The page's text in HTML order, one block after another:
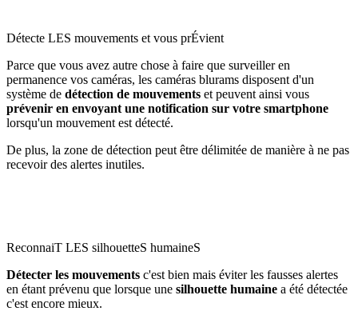
Détecte LES mouvements et vous prÉvient
Parce que vous avez autre chose à faire que surveiller en
permanence vos caméras, les caméras blurams disposent d'un
système de détection de mouvements et peuvent ainsi vous
prévenir en envoyant une notification sur votre smartphone
lorsqu'un mouvement est détecté.
De plus, la zone de détection peut être délimitée de manière à ne pas
recevoir des alertes inutiles.
ReconnaiT LES silhouetteS humaineS
Détecter les mouvements c'est bien mais éviter les fausses alertes
en étant prévenu que lorsque une silhouette humaine a été détectée
c'est encore mieux.